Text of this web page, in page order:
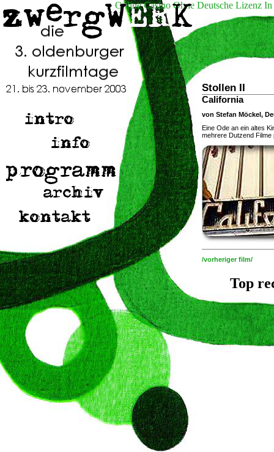
Online Casino Ohne Deutsche Lizenz In
Stollen II
California
von Stefan Möckel,
Eine Ode an ein altes
mehrere Dutzend
/vorheriger film/
Top